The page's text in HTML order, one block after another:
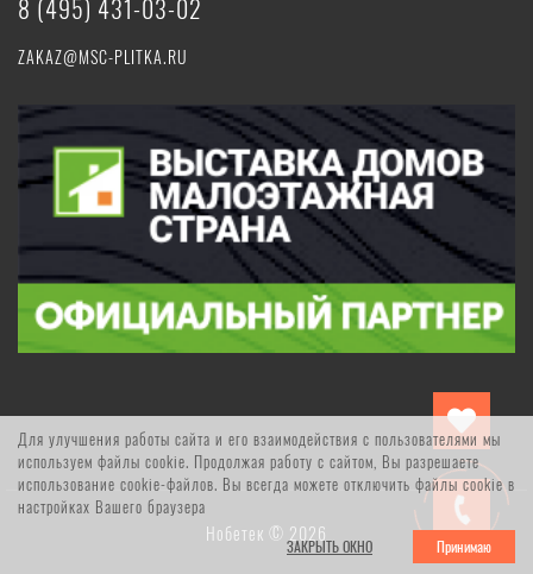
Для улучшения работы сайта и его взаимодействия с пользователями мы
используем файлы cookie. Продолжая работу с сайтом, Вы разрешаете
использование cookie-файлов. Вы всегда можете отключить файлы cookie в
настройках Вашего браузера
ЗАКРЫТЬ ОКНО Принимаю
8 (495) 431-03-02
ZAKAZ@MSC-PLITKA.RU
Нобетек © 2026